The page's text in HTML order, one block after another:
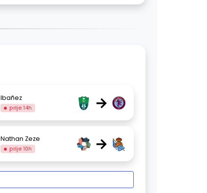
Ibañez
prije 14h →
Nathan Zeze
prije 10h →